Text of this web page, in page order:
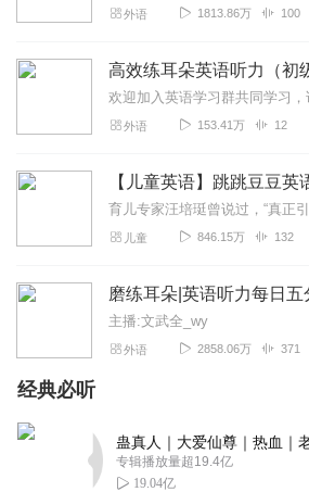
外语 1813.86万 100
高效练耳朵英语听力（初
外语 153.41万 12
【儿童英语】跳跳豆豆英
儿童 846.15万 132
磨练耳朵|英语听力每日五
主播:文武全_wy
外语 2858.06万 371
经典必听
专辑播放量超19.4亿
19.04亿